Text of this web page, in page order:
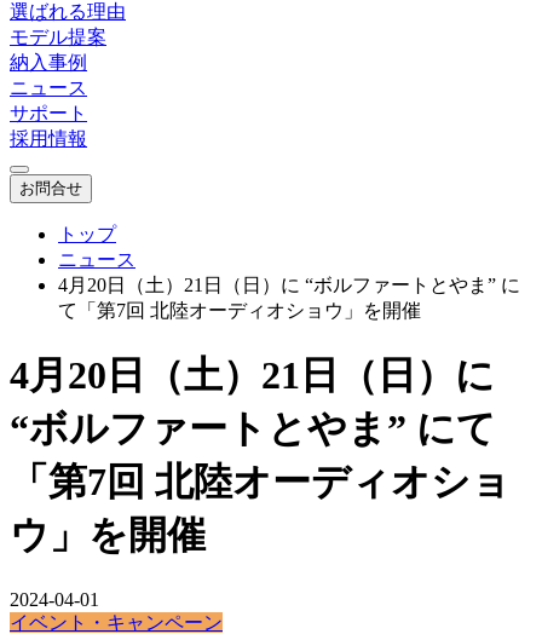
選ばれる理由
モデル提案
納入事例
ニュース
サポート
採用情報
お問合せ
トップ
ニュース
4月20日（土）21日（日）に “ボルファートとやま” に
て「第7回 北陸オーディオショウ」を開催
4月20日（土）21日（日）に
“ボルファートとやま” にて
「第7回 北陸オーディオショ
ウ」を開催
2024-04-01
イベント・キャンペーン